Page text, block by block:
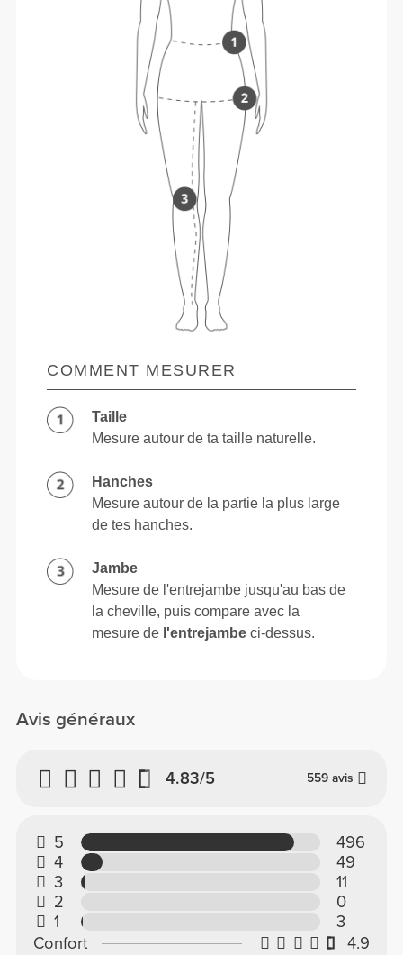
Avis généraux
4.83/5 559 avis
5
496
4
49
3
11
2
0
1
3
Confort
4.9
COMMENT MESURER
Taille
Mesure autour de ta taille naturelle.
Hanches
Mesure autour de la partie la plus large
de tes hanches.
Jambe
Mesure de l'entrejambe jusqu'au bas de
la cheville, puis compare avec la
mesure de l'entrejambe ci-dessus.